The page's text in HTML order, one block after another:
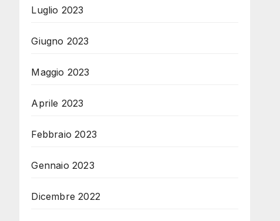
Luglio 2023
Giugno 2023
Maggio 2023
Aprile 2023
Febbraio 2023
Gennaio 2023
Dicembre 2022